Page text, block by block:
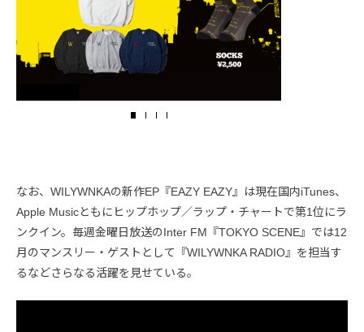
なお、WILYWNKAの新作EP『EAZY EAZY』は現在国内iTunes、
Apple Musicともにヒップホップ／ラップ・チャートで第1位にラ
ンクイン。毎週金曜日放送のInter FM『TOKYO SCENE』では12
月のマンスリー・ゲストとして『WILYWNKA RADIO』を担当す
るなどさらなる活躍を見せている。